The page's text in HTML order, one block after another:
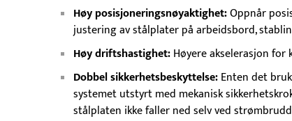
Høy posisjoneringsnøyaktighet:Oppnår
justering av stålplater på arbeidsbord,
Høy driftshastighet:Høyere akselerasjon
Dobbel sikkerhetsbeskyttelse:Enten det
systemet utstyrt med mekanisk
stålplaten ikke faller ned selv ved